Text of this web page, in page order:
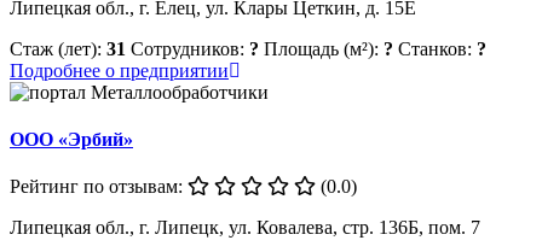
Липецкая обл., г. Елец, ул. Клары Цеткин, д. 15Е
Стаж (лет): 31 Сотрудников: ? Площадь (м²): ? Станков: ?
Подробнее о предприятии
ООО «Эрбий»
Рейтинг по отзывам:
(0.0)
Липецкая обл., г. Липецк, ул. Ковалева, стр. 136Б, пом. 7